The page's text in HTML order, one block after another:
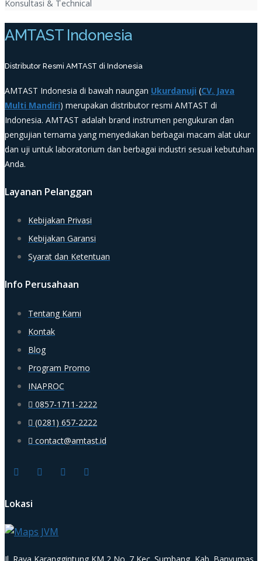
Konsultasi & Technical
AMTAST Indonesia
Distributor Resmi AMTAST di Indonesia
AMTAST Indonesia di bawah naungan Ukurdanuji (CV. Java
Multi Mandiri) merupakan distributor resmi AMTAST di
Indonesia. AMTAST adalah brand instrumen pengukuran dan
pengujian ternama yang menyediakan berbagai macam alat ukur
dan uji untuk laboratorium dan berbagai industri sesuai kebutuhan
Anda.
Layanan Pelanggan
Kebijakan Privasi
Kebijakan Garansi
Syarat dan Ketentuan
Info Perusahaan
Tentang Kami
Kontak
Blog
Program Promo
INAPROC
0857-1711-2222
(0281) 657-2222
contact@amtast.id
Lokasi